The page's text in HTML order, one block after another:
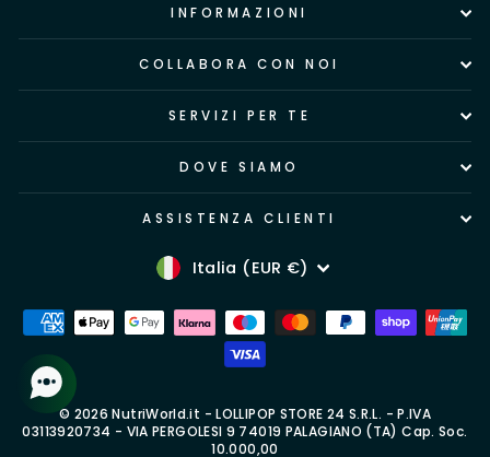
INFORMAZIONI
COLLABORA CON NOI
SERVIZI PER TE
DOVE SIAMO
ASSISTENZA CLIENTI
ValutaItalia (EUR €)
© 2026 NutriWorld.it - LOLLIPOP STORE 24 S.R.L. - P.IVA
03113920734 - VIA PERGOLESI 9 74019 PALAGIANO (TA) Cap. Soc.
10.000,00